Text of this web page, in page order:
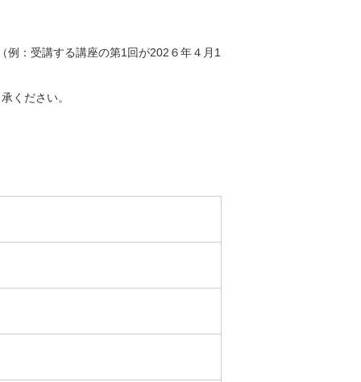
：受講する講座の第1回が202６年４月1
ください。